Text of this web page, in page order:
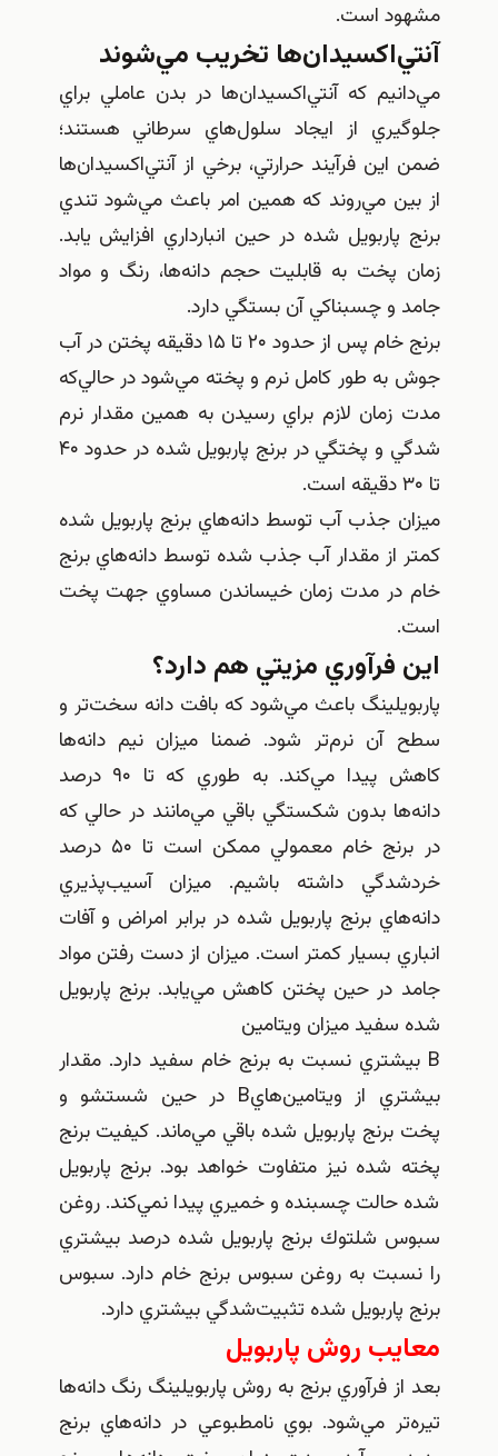
مشهود است.
آنتي‌اكسيدان‌ها تخريب مي‌شوند
مي‌دانيم كه آنتي‌اكسيدان‌ها در بدن عاملي براي
جلوگيري از ايجاد سلول‌هاي سرطاني هستند؛
ضمن اين فرآيند حرارتي، برخي از آنتي‌اكسيدان‌ها
از بين مي‌روند كه همين امر باعث مي‌شود تندي
برنج پاربويل شده در حين انبارداري افزايش يابد.
زمان پخت به قابليت حجم دانه‌ها، رنگ و مواد
جامد و چسبناكي آن بستگي دارد.
برنج خام پس از حدود ۲۰ تا ۱۵ دقيقه پختن در آب
جوش به طور كامل نرم و پخته مي‌شود در حالي‌كه
مدت زمان لازم براي رسيدن به همين مقدار نرم
شدگي و پختگي در برنج پاربويل شده در حدود ۴۰
تا ۳۰ دقيقه است.
ميزان جذب آب توسط دانه‌هاي برنج پاربويل شده
كمتر از مقدار آب جذب شده توسط دانه‌هاي برنج
خام در مدت زمان خيساندن مساوي جهت پخت
است.
اين فرآوري مزيتي هم دارد؟
پاربويلينگ باعث مي‌شود كه بافت دانه سخت‌تر و
سطح آن نرم‌تر شود. ضمنا ميزان نيم دانه‌ها
كاهش پيدا مي‌كند. به طوري كه تا ۹۰ درصد
دانه‌ها بدون شكستگي باقي مي‌مانند در حالي كه
در برنج خام معمولي ممكن است تا ۵۰ درصد
خردشدگي داشته باشيم. ميزان آسيب‌پذيري
دانه‌هاي برنج پاربويل شده در برابر امراض و آفات
انباري بسيار كمتر است. ميزان از دست رفتن مواد
جامد در حين پختن كاهش مي‌يابد. برنج پاربويل
شده سفيد ميزان ويتامين
B بيشتري نسبت به برنج خام سفيد دارد. مقدار
بيشتري از ويتامين‌هاي‌B در حين شستشو و
پخت برنج پاربويل شده باقي مي‌ماند. كيفيت برنج
پخته شده نيز متفاوت خواهد بود. برنج پاربويل
شده حالت چسبنده و خميري پيدا نمي‌كند. روغن
سبوس شلتوك برنج پاربويل شده درصد بيشتري
را نسبت به روغن سبوس برنج خام دارد. سبوس
برنج پاربويل شده تثبيت‌شدگي بيشتري دارد.
معايب‌ روش پاربويل
بعد از فرآوري برنج به روش پاربويلينگ رنگ دانه‌ها
تيره‌تر مي‌شود. بوي نامطبوعي در دانه‌هاي برنج